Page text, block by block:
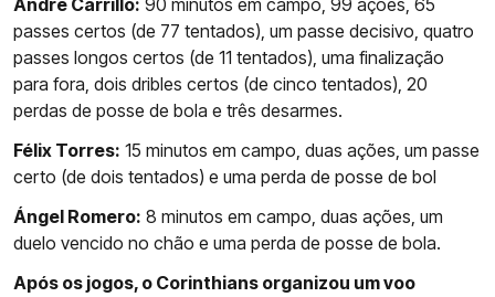
André Carrillo: 90 minutos em campo, 99 ações, 65
passes certos (de 77 tentados), um passe decisivo, quatro
passes longos certos (de 11 tentados), uma finalização
para fora, dois dribles certos (de cinco tentados), 20
perdas de posse de bola e três desarmes.
Félix Torres: 15 minutos em campo, duas ações, um passe
certo (de dois tentados) e uma perda de posse de bol
Ángel Romero: 8 minutos em campo, duas ações, um
duelo vencido no chão e uma perda de posse de bola.
Após os jogos, o Corinthians organizou um voo